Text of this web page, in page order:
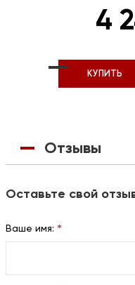
4
КУПИТЬ
Отзывы
Оставьте свой
Ваше имя: *